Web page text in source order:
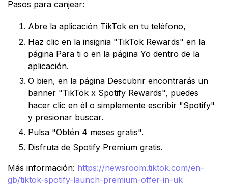
Pasos para canjear:
Abre la aplicación TikTok en tu teléfono,
Haz clic en la insignia "TikTok Rewards" en la
página Para ti o en la página Yo dentro de la
aplicación.
O bien, en la página Descubrir encontrarás un
banner "TikTok x Spotify Rewards", puedes
hacer clic en él o simplemente escribir "Spotify"
y presionar buscar.
Pulsa "Obtén 4 meses gratis".
Disfruta de Spotify Premium gratis.
Más información: https://newsroom.tiktok.com/en-
gb/tiktok-spotify-launch-premium-offer-in-uk